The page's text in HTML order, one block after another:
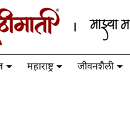
महाराष्ट्र जीवनशैली